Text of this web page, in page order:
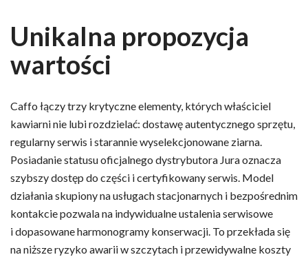
Unikalna propozycja
wartości
Caffo łączy trzy krytyczne elementy, których właściciel
kawiarni nie lubi rozdzielać: dostawę autentycznego sprzętu,
regularny serwis i starannie wyselekcjonowane ziarna.
Posiadanie statusu oficjalnego dystrybutora Jura oznacza
szybszy dostęp do części i certyfikowany serwis. Model
działania skupiony na usługach stacjonarnych i bezpośrednim
kontakcie pozwala na indywidualne ustalenia serwisowe
i dopasowane harmonogramy konserwacji. To przekłada się
na niższe ryzyko awarii w szczytach i przewidywalne koszty